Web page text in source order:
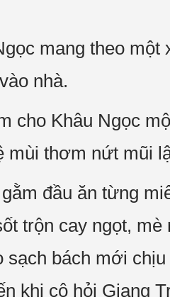
mang theo một
nhà.
cho Khâu Ngọc
mùi thơm nứt mũi
đầu ăn từng
trộn cay ngọt,
sạch bách mới chịu
khi cô hỏi Giang